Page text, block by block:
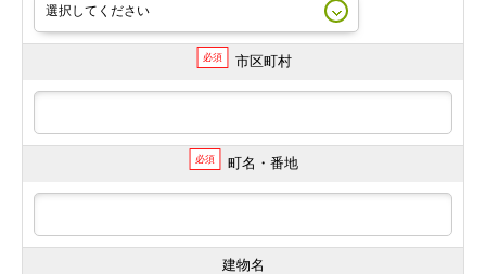
必須 市区町村
必須 町名・番地
建物名